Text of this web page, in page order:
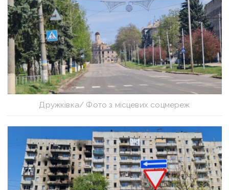
Дружківка/ Фото з місцевих соцмереж